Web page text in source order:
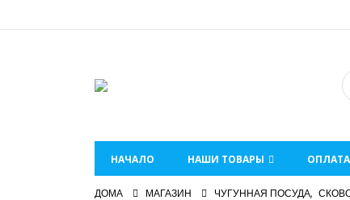
НАЧАЛО НАШИ ТОВАРЫ ОПЛАТА
ДОМА МАГАЗИН ЧУГУННАЯ ПОСУДА,